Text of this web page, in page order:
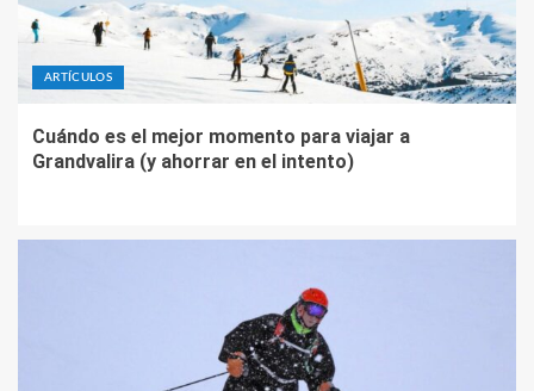
ARTÍCULOS
Cuándo es el mejor momento para viajar a
Grandvalira (y ahorrar en el intento)